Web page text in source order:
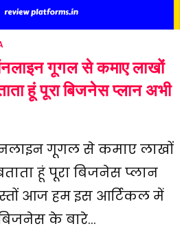
गूगल से कमाए लाखों
हूं पूरा बिजनेस प्लान अभी
गूगल से कमाए लाखों
हूं पूरा बिजनेस प्लान
आज हम इस आर्टिकल में
के बारे…